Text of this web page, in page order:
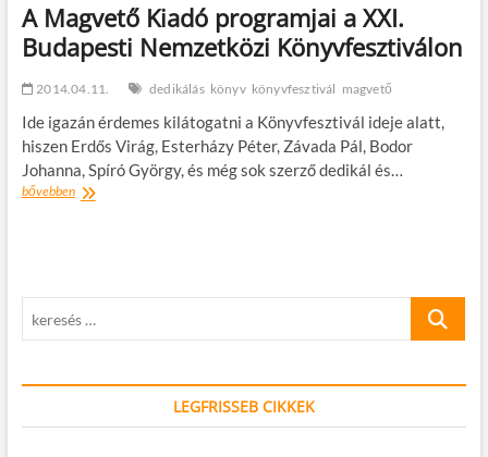
könyvei
a
XXI.
Nemzetközi
Könyvfesztiválon
A Magvető Kiadó programjai a XXI.
Budapesti Nemzetközi Könyvfesztiválon
2014.04.11. dedikálás könyv könyvfesztivál magvető
Ide igazán érdemes kilátogatni a Könyvfesztivál ideje alatt,
hiszen Erdős Virág, Esterházy Péter, Závada Pál, Bodor
Johanna, Spíró György, és még sok szerző dedikál és…
bővebbenA
Nemzetközi
keresés
LEGFRISSEB CIKKEK